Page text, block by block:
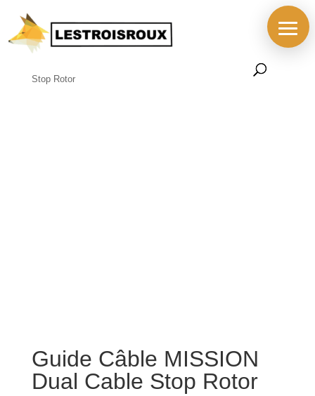
Accueil/BOUTIQUE/PIECES/FREINS
/ Guide Câble MISSION Dual Cable
Stop Rotor
Guide Câble MISSION
Dual Cable Stop Rotor